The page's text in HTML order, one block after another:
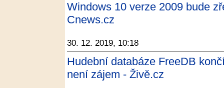
Windows 10 verze 2009 bude
Cnews.cz
30. 12. 2019, 10:18
Hudební databáze FreeDB
není zájem - Živě.cz